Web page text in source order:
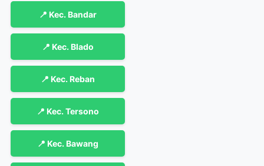
📍 Kec. Bandar
📍 Kec. Blado
📍 Kec. Reban
📍 Kec. Tersono
📍 Kec. Bawang